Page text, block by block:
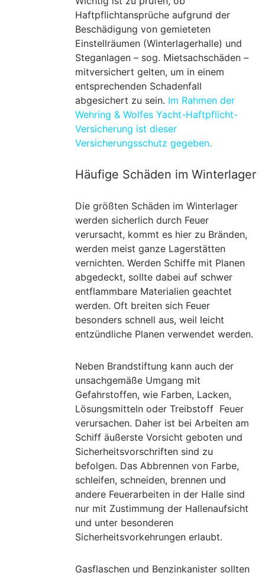
Haftpflichtansprüche aufgrund der
Beschädigung von gemieteten
Einstellräumen (Winterlagerhalle) und
Steganlagen – sog. Mietsachschäden –
mitversichert gelten, um in einem
entsprechenden Schadenfall
abgesichert zu sein. Im Rahmen der
Wehring & Wolfes Yacht-Haftpflicht-
Versicherung ist dieser
Versicherungsschutz gegeben.
Häufige Schäden im Winterlager
Die größten Schäden im Winterlager
werden sicherlich durch Feuer
verursacht, kommt es hier zu Bränden,
werden meist ganze Lagerstätten
vernichten. Werden Schiffe mit Planen
abgedeckt, sollte dabei auf schwer
entflammbare Materialien geachtet
werden. Oft breiten sich Feuer
besonders schnell aus, weil leicht
entzündliche Planen verwendet werden.
Neben Brandstiftung kann auch der
unsachgemäße Umgang mit
Gefahrstoffen, wie Farben, Lacken,
Lösungsmitteln oder Treibstoff Feuer
verursachen. Daher ist bei Arbeiten am
Schiff äußerste Vorsicht geboten und
Sicherheitsvorschriften sind zu
befolgen. Das Abbrennen von Farbe,
schleifen, schneiden, brennen und
andere Feuerarbeiten in der Halle sind
nur mit Zustimmung der Hallenaufsicht
und unter besonderen
Sicherheitsvorkehrungen erlaubt.
Gasflaschen und Benzinkanister sollten